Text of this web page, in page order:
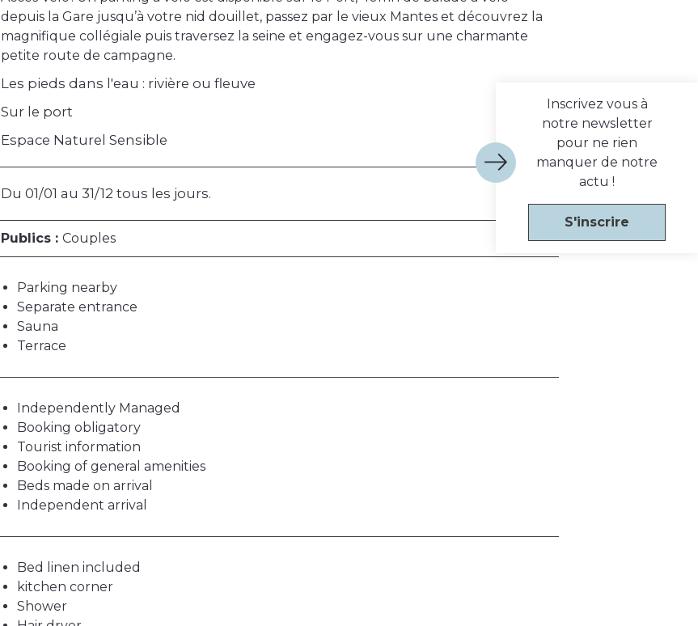
depuis la Gare jusqu’à votre nid douillet, passez par le vieux Mantes et découvrez la
magnifique collégiale puis traversez la seine et engagez-vous sur une charmante
petite route de campagne.
Les pieds dans l'eau : rivière ou fleuve
Sur le port
Espace Naturel Sensible
Du 01/01 au 31/12 tous les jours.
Publics : Couples
Parking nearby
Separate entrance
Sauna
Terrace
Independently Managed
Booking obligatory
Tourist information
Booking of general amenities
Beds made on arrival
Independent arrival
Bed linen included
kitchen corner
Shower
Inscrivez vous à
notre newsletter
pour ne rien
manquer de notre
actu !
S'inscrire